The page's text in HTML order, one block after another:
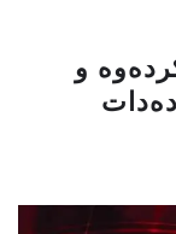
و